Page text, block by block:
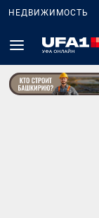
НЕДВИЖИМОСТЬ